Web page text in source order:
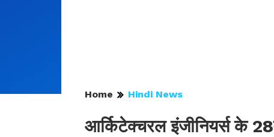
Home Hindi News
आर्किटेक्चरल इंजीनियर्स के